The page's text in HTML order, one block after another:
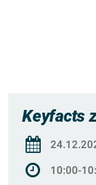
Keyfacts
10:00-